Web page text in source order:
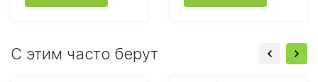
С этим часто берут